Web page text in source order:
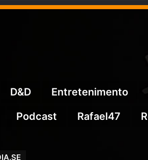
D&D Entretenimento
Podcast Rafael47